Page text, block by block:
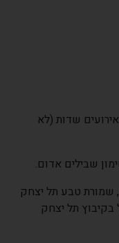
שדות (לא
שבילים אדום.
שמורת טבע תל יצחק
תל יצחק